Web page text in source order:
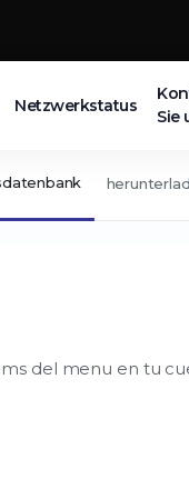
Netzwerkstatus
Sie
del menu en tu